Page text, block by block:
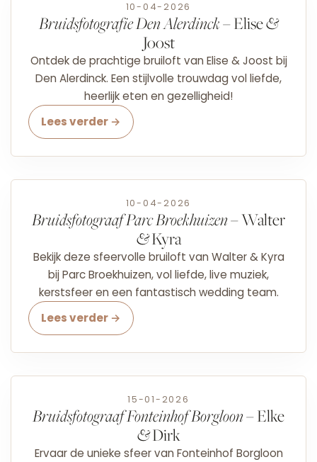
10-04-2026
Bruidsfotografie Den Alerdinck– Elise&
Joost
Ontdek de prachtige bruiloft van Elise & Joost bij
Den Alerdinck. Een stijlvolle trouwdag vol liefde,
heerlijk eten en gezelligheid!
Lees verder →
10-04-2026
Bruidsfotograaf Parc Broekhuizen– Walter
&Kyra
Bekijk deze sfeervolle bruiloft van Walter & Kyra
bij Parc Broekhuizen, vol liefde, live muziek,
kerstsfeer en een fantastisch wedding team.
Lees verder →
15-01-2026
Bruidsfotograaf Fonteinhof Borgloon– Elke
&Dirk
Ervaar de unieke sfeer van Fonteinhof Borgloon